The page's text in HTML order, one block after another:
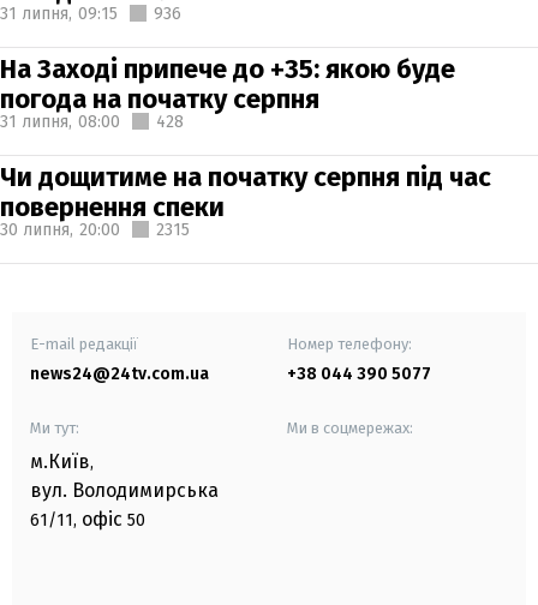
31 липня, 09:15 936
На Заході припече до +35: якою буде
погода на початку серпня
31 липня, 08:00 428
Чи дощитиме на початку серпня під час
повернення спеки
30 липня, 20:00 2315
E-mail редакції
news24@24tv.com.ua
Номер телефону:
+38 044 390 5077
Ми тут:
м.Київ,
вул. Володимирська
61/11, офіс 50
Ми в соцмережах: